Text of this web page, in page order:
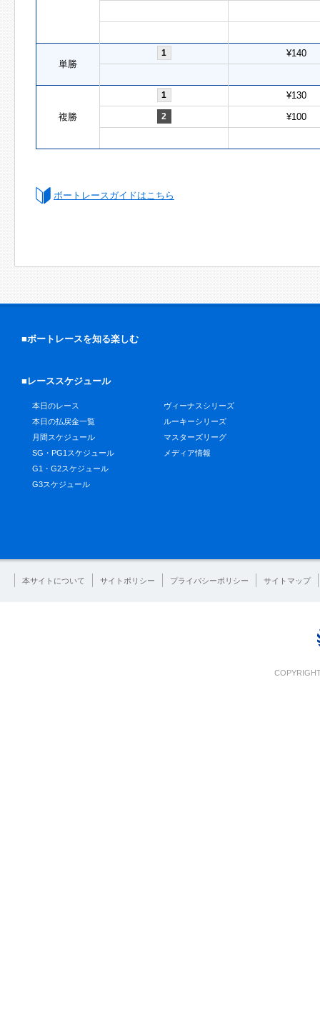
単勝
1 ¥140
複勝
1 ¥130
2 ¥100
ボートレースガイドはこちら
■ボートレースを知る楽しむ
■レーススケジュール
本日のレース
本日の払戻金一覧
月間スケジュール
SG・PG1スケジュール
G1・G2スケジュール
G3スケジュール
ヴィーナスシリーズ
ルーキーシリーズ
マスターズリーグ
メディア情報
本サイトについて サイトポリシー プライバシーポリシー サイトマップ